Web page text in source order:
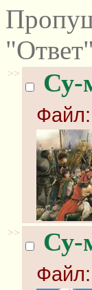
>> Су-
Файл:
>> Су-
Файл: